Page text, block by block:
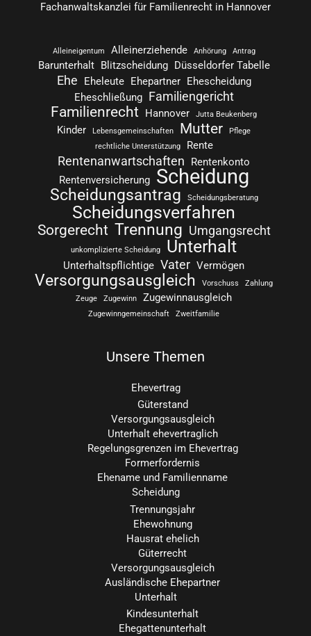
Fachanwaltskanzlei für Familienrecht in Hannover
Alleineigentum Alleinerziehende Anhörung Antrag
Barunterhalt Blitzscheidung Düsseldorfer Tabelle
Ehe Eheleute Ehepartner Ehescheidung
Eheschließung Familiengericht
Familienrecht Hannover Jutta Beukenberg
Kinder Lebensgemeinschaften Mutter
Pflege
rechtliche Unterstützung
Rente
Rentenanwartschaften
Rentenkonto
Rentenversicherung Scheidung
Scheidungsantrag Scheidungsberatung
Scheidungsverfahren
Sorgerecht Trennung Umgangsrecht
unkomplizierte Scheidung Unterhalt
Unterhaltspflichtige Vater Vermögen
Versorgungsausgleich Vorschuss
Zahlung
Zeuge
Zugewinn Zugewinnausgleich
Zugewinngemeinschaft Zweitfamilie
Unsere Themen
Ehevertrag
Güterstand
Versorgungsausgleich
Unterhalt ehevertraglich
Regelungsgrenzen im Ehevertrag
Formerfordernis
Ehename und Familienname
Scheidung
Trennungsjahr
Ehewohnung
Hausrat ehelich
Güterrecht
Versorgungsausgleich
Ausländische Ehepartner
Unterhalt
Kindesunterhalt
Ehegattenunterhalt